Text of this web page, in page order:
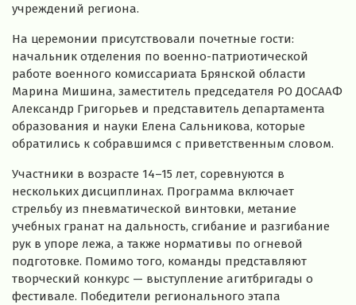
учреждений региона.
На церемонии присутствовали почетные гости:
начальник отделения по военно-патриотической
работе военного комиссариата Брянской области
Марина Мишина, заместитель председателя РО ДОСААФ
Александр Григорьев и представитель департамента
образования и науки Елена Сальникова, которые
обратились к собравшимся с приветственным словом.
Участники в возрасте 14–15 лет, соревнуются в
нескольких дисциплинах. Программа включает
стрельбу из пневматической винтовки, метание
учебных гранат на дальность, сгибание и разгибание
рук в упоре лежа, а также нормативы по огневой
подготовке. Помимо того, команды представляют
творческий конкурс — выступление агитбригады о
фестивале. Победители регионального этапа